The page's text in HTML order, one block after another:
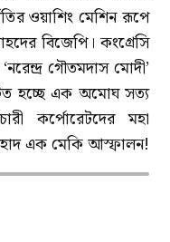
ওয়াশিং মেশিন রূপে
বিজেপি। কংগ্রেসি
গৌতমদাস মোদী’
হচ্ছে এক অমোঘ সত্য
কর্পোরেটদের মহা
এক মেকি আস্ফালন!